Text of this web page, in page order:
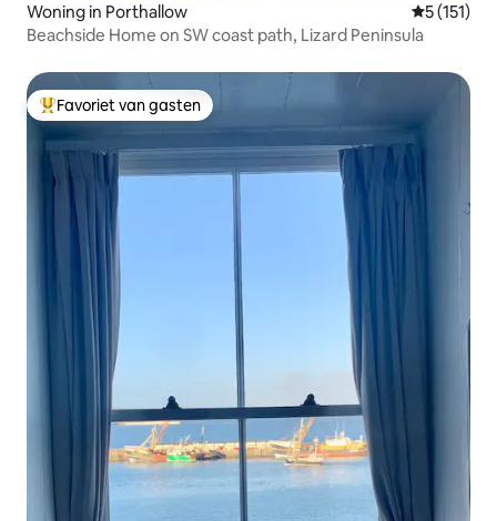
Woning in Porthallow
5 (151)
Beachside Home on SW coast path, Lizard Peninsula
Topfavoriet van gasten
Favoriet van gasten